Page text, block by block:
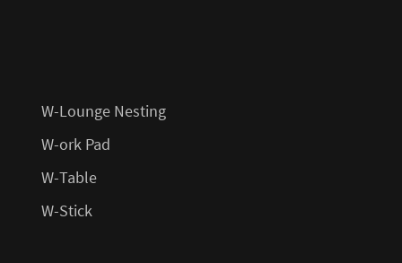
W-Lounge Nesting
W-ork Pad
W-Table
W-Stick